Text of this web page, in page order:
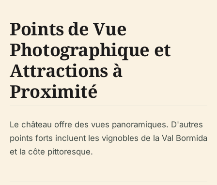
Points de Vue
Photographique et
Attractions à
Proximité
Le château offre des vues panoramiques. D'autres
points forts incluent les vignobles de la Val Bormida
et la côte pittoresque.